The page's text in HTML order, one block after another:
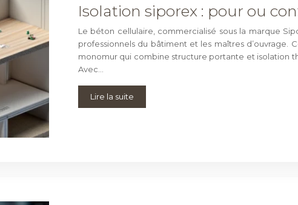
Isolation siporex : pour ou
Le béton cellulaire, commercialisé sous la marque
professionnels du bâtiment et les maîtres d’ouvrage.
monomur qui combine structure portante et isolation
Avec…
Lire la suite